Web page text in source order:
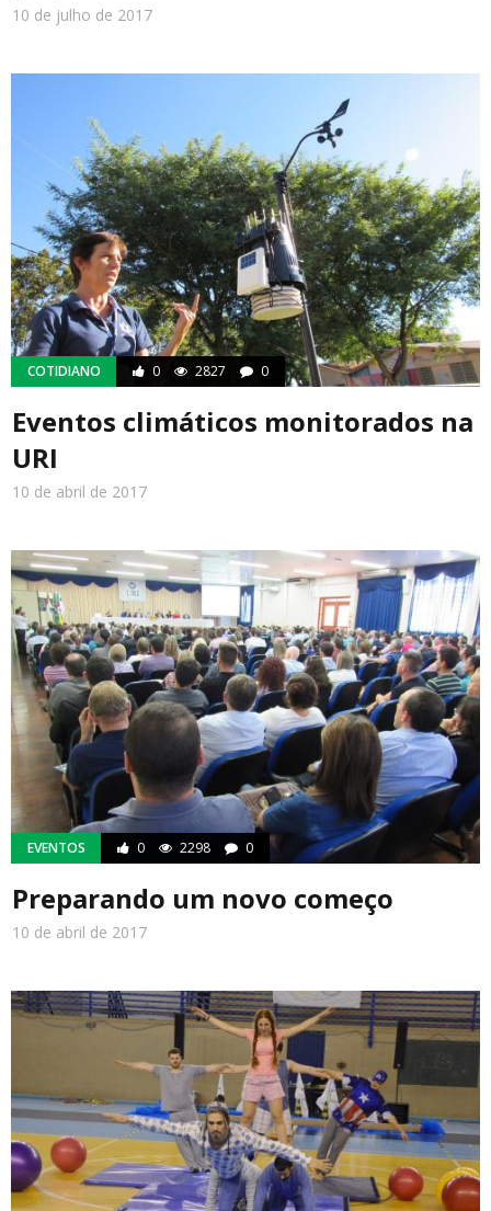
10 de julho de 2017
COTIDIANO 0 2827 0
Eventos climáticos monitorados na
URI
10 de abril de 2017
EVENTOS 0 2298 0
Preparando um novo começo
10 de abril de 2017